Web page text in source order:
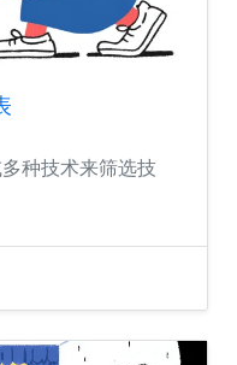
种技术来筛选技